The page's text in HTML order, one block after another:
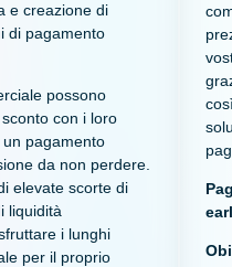
e creazione di
di pagamento
possono
con i loro
pagamento
da non perdere.
elevate scorte di
liquidità
i lunghi
per il proprio